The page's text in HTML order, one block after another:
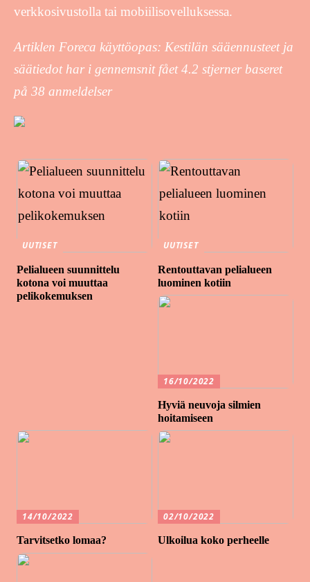
verkkosivustolla tai mobiilisovelluksessa.
Artiklen Foreca käyttöopas: Kestilän sääennusteet ja
säätiedot har i gennemsnit fået4.2 stjerner baseret
på 38 anmeldelser
UUTISET
Pelialueen suunnittelu
kotona voi muuttaa
pelikokemuksen
UUTISET
Rentouttavan pelialueen
luominen kotiin
16/10/2022
Hyviä neuvoja silmien
hoitamiseen
14/10/2022
Tarvitsetko lomaa?
02/10/2022
Ulkoilua koko perheelle